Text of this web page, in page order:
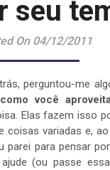
seu
On 04/12/2011
perguntou-me
como você
Elas fazem isso
coisas variadas e,
parei para pensar
(ou passe